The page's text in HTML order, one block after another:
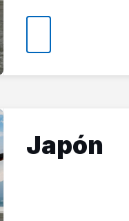
Japón